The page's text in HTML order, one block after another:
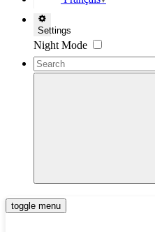
Settings
Night Mode
toggle menu